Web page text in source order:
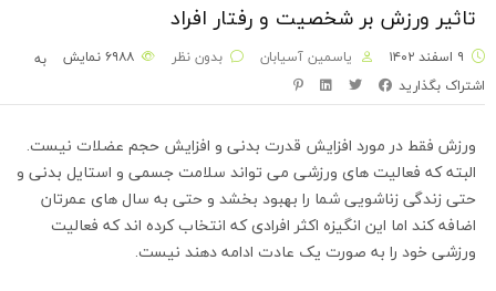
تاثیر ورزش بر شخصیت و رفتار افراد
یاسمین آسیابان بدون نظر نمایش
به
اشتراک بگذارید
ورزش فقط در مورد افزایش قدرت بدنی و افزایش حجم عضلات نیست.
البته که فعالیت های ورزشی می تواند سلامت جسمی و استایل بدنی و
حتی زندگی زناشویی شما را بهبود بخشد و حتی به سال های عمرتان
اضافه کند اما این انگیزه اکثر افرادی که انتخاب کرده اند که فعالیت
ورزشی خود را به صورت یک عادت ادامه دهند نیست.